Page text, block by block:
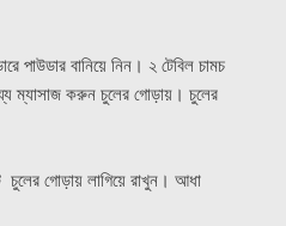
পাউডার বানিয়ে নিন। ২ টেবিল চামচ
ম্যাসাজ করুন চুলের গোড়ায়। চুলের
চুলের গোড়ায় লাগিয়ে রাখুন। আধা